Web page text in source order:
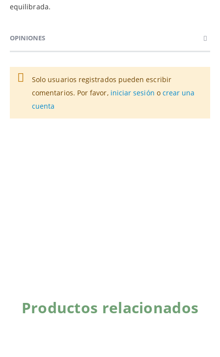
equilibrada.
OPINIONES
Solo usuarios registrados pueden escribir
comentarios. Por favor, iniciar sesión o crear una
cuenta
Productos relacionados